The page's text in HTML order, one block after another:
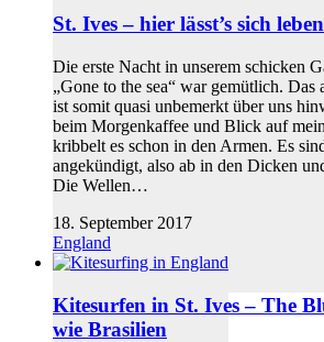
St. Ives – hier lässt’s sich
Die erste Nacht in unserem schicken
„Gone to the sea“ war gemütlich.
ist somit quasi unbemerkt über uns
beim Morgenkaffee und Blick auf
kribbelt es schon in den Armen. Es
angekündigt, also ab in den Dicken
Die Wellen…
18. September 2017
England
Kitesurfen in St. Ives – The
wie Brasilien